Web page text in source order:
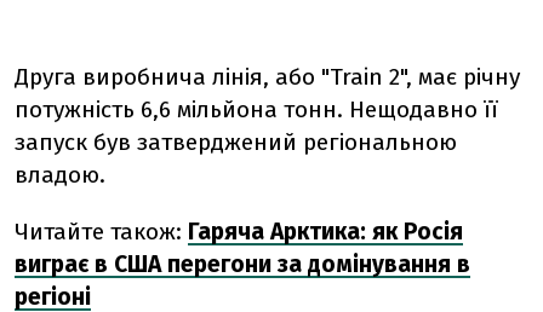
Друга виробнича лінія, або "Train 2", має річну
потужність 6,6 мільйона тонн. Нещодавно її
запуск був затверджений регіональною
владою.
Читайте також: Гаряча Арктика: як Росія
виграє в США перегони за домінування в
регіоні